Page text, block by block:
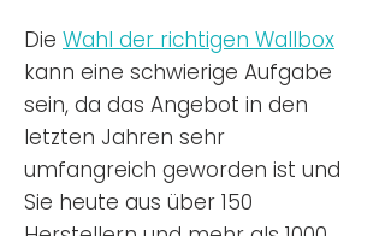
Die Wahl der richtigen Wallbox
kann eine schwierige Aufgabe
sein, da das Angebot in den
letzten Jahren sehr
umfangreich geworden ist und
Sie heute aus über 150